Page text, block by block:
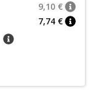
nõuanne
9,10 €
7,74 €